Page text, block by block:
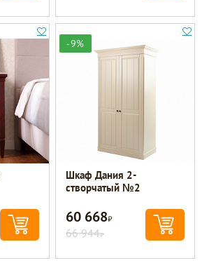
-9%
Шкаф Дания 2-
створчатый №2
60 668Р
66 944Р